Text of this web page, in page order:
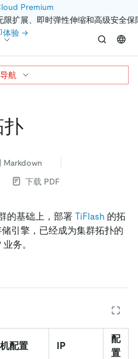
Premium
扩展、即时弹性伸缩和高级安全保
体验 →
扑
Markdown
下载 PDF
的基础上，部署 TiFlash 的拓
引擎，已经成为集群拓扑的
务。
配置 IP
配
置
航